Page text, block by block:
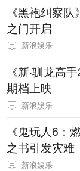
《黑袍纠察
之门开启
新浪娱乐
《新·驯龙高
期档上映
新浪娱乐
《鬼玩人6：
之书引发灾难
新浪娱乐